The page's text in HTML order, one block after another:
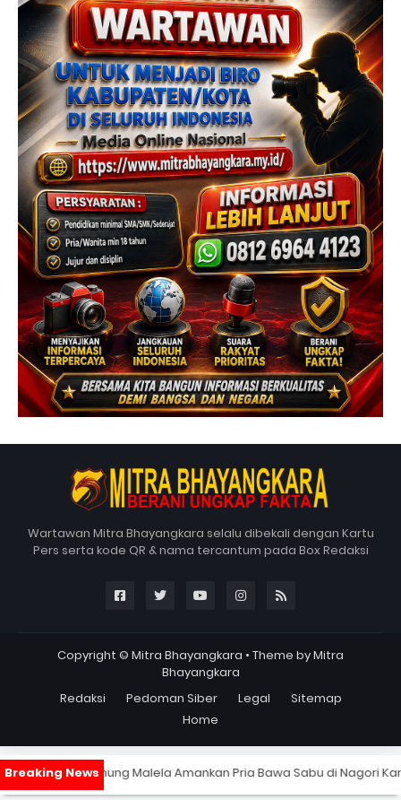
Wartawan Mitra Bhayangkara selalu dibekali dengan Kartu
Pers serta kode QR & nama tercantum pada Box Redaksi
Copyright © Mitra Bhayangkara • Theme byMitra
Bhayangkara
Redaksi
Pedoman Siber Legal
Sitemap
Home
Gunung Malela Amankan Pria Bawa Sabu di Nagori Karangsari|